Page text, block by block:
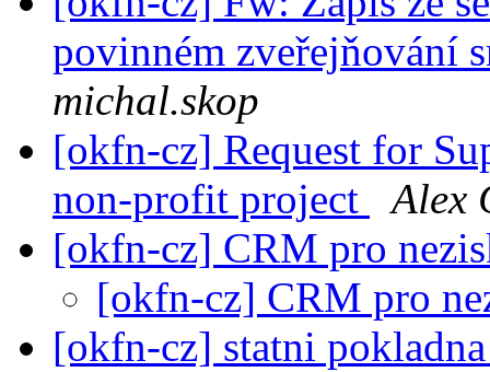
povinném zveřejňování
michal.skop
[okfn-cz] Request for
non-profit project
Alex
[okfn-cz] CRM pro
[okfn-cz] CRM pro
[okfn-cz] statni